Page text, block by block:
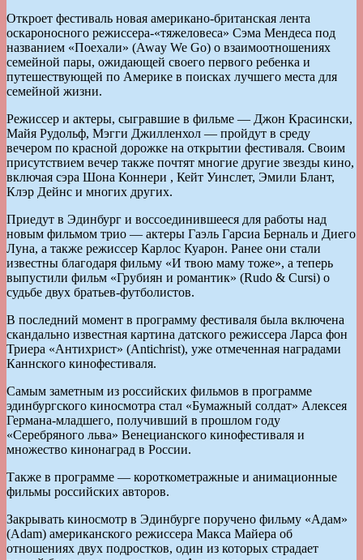
Откроет фестиваль новая американо-британская лента
оскароносного режиссера-«тяжеловеса» Сэма Мендеса под
названием «Поехали» (Away We Go) о взаимоотношениях
семейной пары, ожидающей своего первого ребенка и
путешествующей по Америке в поисках лучшего места для
семейной жизни.
Режиссер и актеры, сыгравшие в фильме — Джон Красински,
Майя Рудольф, Мэгги Джилленхол — пройдут в среду
вечером по красной дорожке на открытии фестиваля. Своим
присутствием вечер также почтят многие другие звезды кино,
включая сэра Шона Коннери , Кейт Уинслет, Эмили Блант,
Клэр Дейнс и многих других.
Приедут в Эдинбург и воссоединившееся для работы над
новым фильмом трио — актеры Гаэль Гарсиа Берналь и Диего
Луна, а также режиссер Карлос Куарон. Ранее они стали
известны благодаря фильму «И твою маму тоже», а теперь
выпустили фильм «Грубиян и романтик» (Rudo & Cursi) о
судьбе двух братьев-футболистов.
В последний момент в программу фестиваля была включена
скандально известная картина датского режиссера Ларса фон
Триера «Антихрист» (Antichrist), уже отмеченная наградами
Каннского кинофестиваля.
Самым заметным из российских фильмов в программе
эдинбургского киносмотра стал «Бумажный солдат» Алексея
Германа-младшего, получивший в прошлом году
«Серебряного льва» Венецианского кинофестиваля и
множество кинонаград в России.
Также в программе — короткометражные и анимационные
фильмы российских авторов.
Закрывать киносмотр в Эдинбурге поручено фильму «Адам»
(Adam) американского режиссера Макса Майера об
отношениях двух подростков, один из которых страдает